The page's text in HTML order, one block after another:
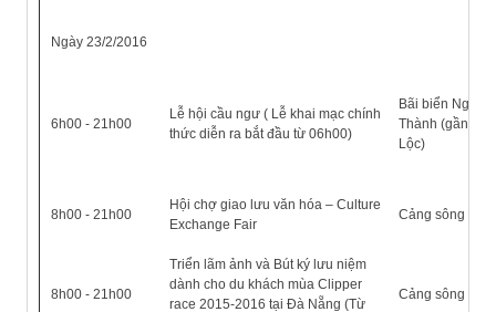
Ngày 23/2/2016
6h00 - 21h00
Lễ hội cầu ngư ( Lễ khai mạc chính
thức diễn ra bắt đầu từ 06h00)
Bãi biển
Thành (gần
Lộc)
8h00 - 21h00
Hội chợ giao lưu văn hóa – Culture
Exchange Fair
Cảng sông Hàn
8h00 - 21h00
Triển lãm ảnh và Bút ký lưu niệm
dành cho du khách mùa Clipper
race 2015-2016 tại Đà Nẵng (Từ
Cảng sông Hàn